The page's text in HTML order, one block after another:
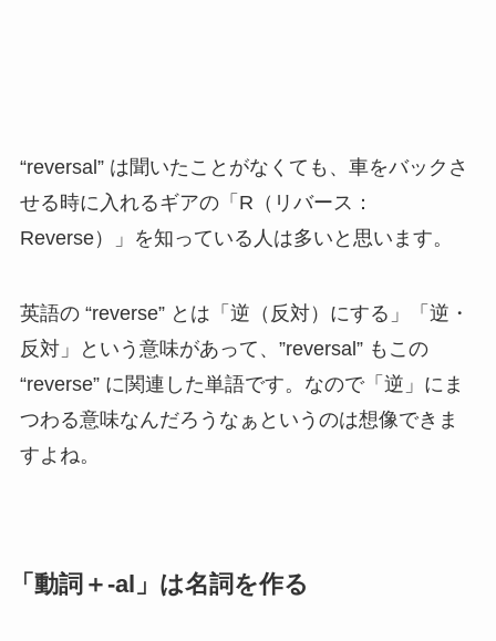
“reversal” は聞いたことがなくても、車をバックさ
せる時に入れるギアの「R（リバース：
Reverse）」を知っている人は多いと思います。
英語の “reverse” とは「逆（反対）にする」「逆・
反対」という意味があって、”reversal” もこの
“reverse” に関連した単語です。なので「逆」にま
つわる意味なんだろうなぁというのは想像できま
すよね。
「動詞＋-al」は名詞を作る